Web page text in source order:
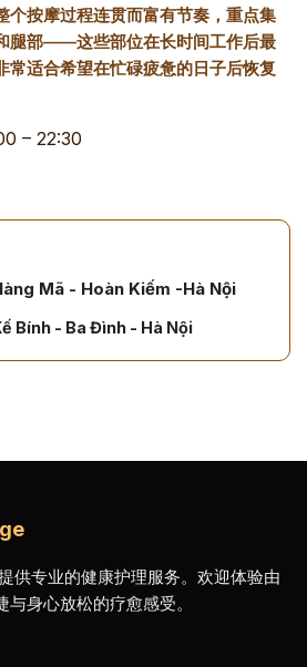
个按摩过程连贯而富有节奏，重点集
腿部——这些部位在长时间工作后最
常适合希望在忙碌疲惫的日子后恢复
– 22:30
Mã - Hoàn Kiếm -Hà Nội
Bính - Ba Đình - Hà Nội
供专业的健康护理服务。欢迎体验由
身心放松的疗愈感受。